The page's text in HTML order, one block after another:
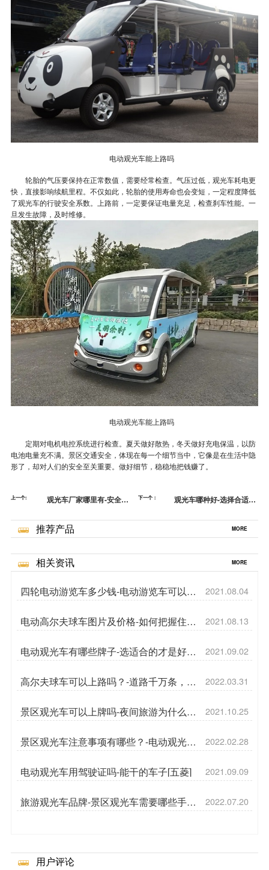
电动观光车能上路吗
轮胎的气压要保持在正常数值，需要经常检查。气压过低，观光车耗电更
快，直接影响续航里程。不仅如此，轮胎的使用寿命也会变短，一定程度降低
了观光车的行驶安全系数。上路前，一定要保证电量充足，检查刹车性能。一
旦发生故障，及时维修。
电动观光车能上路吗
定期对电机电控系统进行检查。夏天做好散热，冬天做好充电保温，以防
电池电量充不满。景区交通安全，体现在每一个细节当中，它像是在生活中隐
形了，却对人们的安全至关重要。做好细节，稳稳地把钱赚了。
上一个:
观光车厂家哪里有-安全驾
下一个：
观光车哪种好-选择合适用
推荐产品 MORE
相关资讯 MORE
四轮电动游览车多少钱-电动游览车可以用
水清洗吗？[五菱]
2021.08.04
电动高尔夫球车图片及价格-如何把握住高
尔夫市场[五菱]
2021.08.13
电动观光车有哪些牌子-选适合的才是好的
[五菱]
2021.09.02
高尔夫球车可以上路吗？-道路千万条，安
全第一条[五菱]
2022.03.31
景区观光车可以上牌吗-夜间旅游为什么重
要[五菱]
2021.10.25
景区观光车注意事项有哪些？-电动观光车
使用特点[五菱]
2022.02.28
电动观光车用驾驶证吗-能干的车子[五菱] 2021.09.09
旅游观光车品牌-景区观光车需要哪些手续
[五菱]
2022.07.20
用户评论